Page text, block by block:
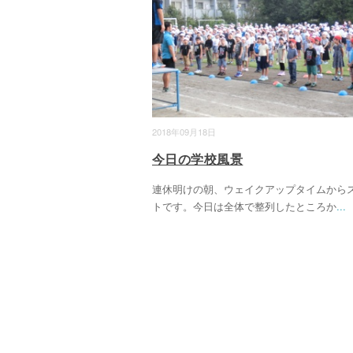
2018年09月18日
今日の学校風景
連休明けの朝、ウェイクアップタイムから
トです。今日は全体で整列したところか...